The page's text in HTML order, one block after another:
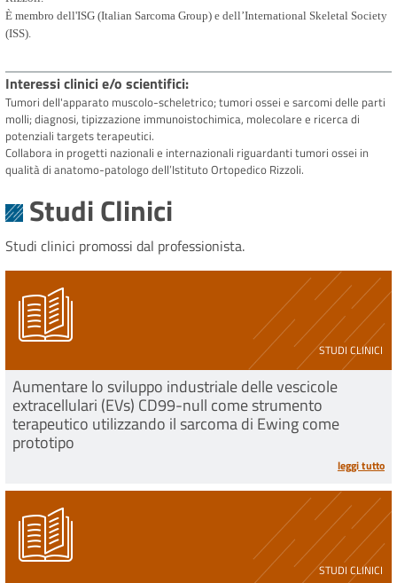
È membro dell'ISG (Italian Sarcoma Group) e dell’International Skeletal Society
(ISS).
Interessi clinici e/o scientifici
Tumori dell'apparato muscolo-scheletrico; tumori ossei e sarcomi delle parti
molli; diagnosi, tipizzazione immunoistochimica, molecolare e ricerca di
potenziali targets terapeutici.
Collabora in progetti nazionali e internazionali riguardanti tumori ossei in
qualità di anatomo-patologo dell’Istituto Ortopedico Rizzoli.
Studi Clinici
Studi clinici promossi dal professionista.
STUDI CLINICI
Aumentare lo sviluppo industriale delle vescicole
extracellulari (EVs) CD99-null come strumento
terapeutico utilizzando il sarcoma di Ewing come
prototipo
leggi tutto
STUDI CLINICI